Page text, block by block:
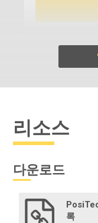
리소스
다운로드
록